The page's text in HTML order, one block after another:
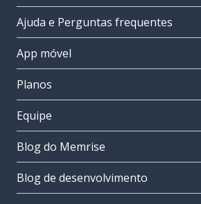
Ajuda e Perguntas frequentes
App móvel
Planos
Equipe
Blog do Memrise
Blog de desenvolvimento